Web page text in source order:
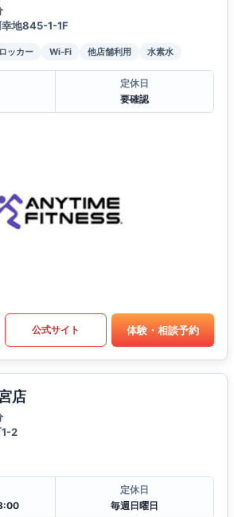
幸地845-1-1F
ロッカー Wi-Fi 他店舗利用 水素水
定休日
要確認
公式サイト 体験・相談予約
店
1-2
定休日
毎週日曜日